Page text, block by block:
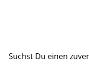
Suchst Du einen